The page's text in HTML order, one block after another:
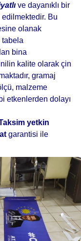
ve dayanıklı bir
Bu
olanak
tabela
bina
kalite olarak çin
gramaj
malzeme
etkenlerden dolayı
yetkin
garantisi ile